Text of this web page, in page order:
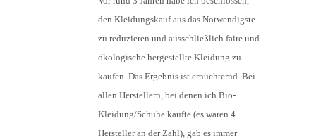
den Kleidungskauf aus das Notwendigste
zu reduzieren und ausschließlich faire und
ökologische hergestellte Kleidung zu
kaufen. Das Ergebnis ist ernüchternd. Bei
allen Herstellern, bei denen ich Bio-
Kleidung/Schuhe kaufte (es waren 4
Hersteller an der Zahl), gab es immer